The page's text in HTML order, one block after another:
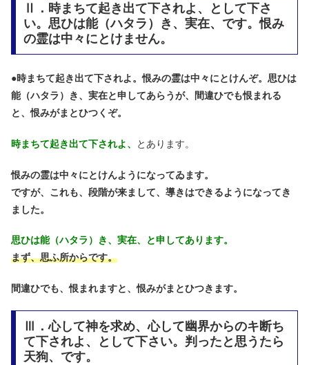
Ⅱ．時まちて起き出て下されよ、として下さ
い。思ひは能（ハタラ）き、実在、です。恨み
の霊は中々にとけません。
●時まちて起き出て下されよ。恨みの霊は中々にとけんぞ。思ひは
能（ハタラ）き、実在と申してあらうが、間違ひでも恨まれる
と、恨みがまとひつくぞ。
時まちて起き出て下されよ、 とあります。
恨みの霊は中々にとけんようになってゐます。
ですが、これも、段階が来まして、導きはできるようになってき
ました。
思ひは能（ハタラ）き、実在、と申してあります。
まず、思ふ所からです。
間違ひでも、恨まれますと、恨みがまとひつきます。
Ⅲ．心して神を求め、心して幽界からのキ断ち
て下されよ、として下さい。判ったと思うたら
天狗、です。